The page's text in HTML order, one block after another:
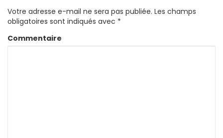
Votre adresse e-mail ne sera pas publiée. Les champs
obligatoires sont indiqués avec *
Commentaire